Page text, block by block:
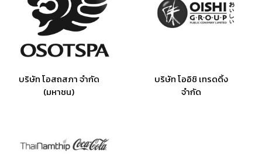
บริษัท โอสถสภา จำกัด
(มหาชน)
บริษัท โออิชิ เทรดดิ้ง
จำกัด